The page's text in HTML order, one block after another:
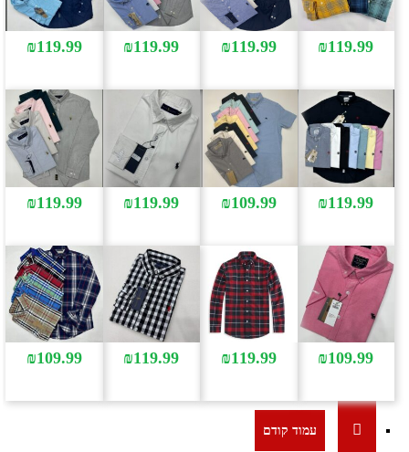
₪119.99
₪119.99
₪119.99
₪119.99
₪119.99
₪109.99
₪119.99
₪119.99
₪109.99
₪119.99
₪119.99
₪109.99